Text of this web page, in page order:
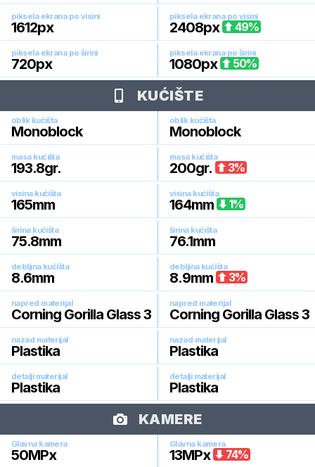
piksela ekrana po visini
1612px
piksela ekrana po visini
2408px 49%
piksela ekrana po širini
720px
piksela ekrana po širini
1080px 50%
KUĆIŠTE
oblik kućišta
Monoblock
oblik kućišta
Monoblock
masa kućišta
193.8gr.
masa kućišta
200gr. 3%
visina kućišta
165mm
visina kućišta
164mm 1%
širina kućišta
75.8mm
širina kućišta
76.1mm
debljina kućišta
8.6mm
debljina kućišta
8.9mm 3%
napred materijal
Corning Gorilla Glass 3
napred materijal
Corning Gorilla Glass 3
nazad materijal
Plastika
nazad materijal
Plastika
detalji materijal
Plastika
detalji materijal
Plastika
KAMERE
Glavna kamera
50MPx
Glavna kamera
13MPx 74%